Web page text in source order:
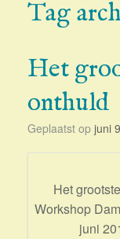
Tag
Het
onthuld
Geplaatst op juni
Het
Workshop
juni